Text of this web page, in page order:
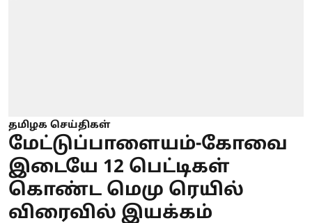
தமிழக செய்திகள்
மேட்டுப்பாளையம்-கோவை
இடையே 12 பெட்டிகள்
கொண்ட மெமு ரெயில்
விரைவில் இயக்கம்